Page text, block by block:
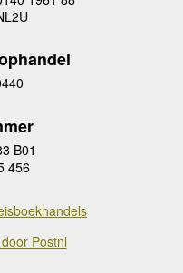
B01
456
Postnl